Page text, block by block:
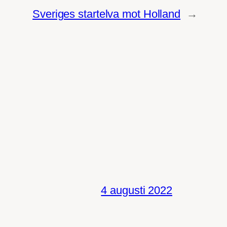
Sveriges startelva mot Holland →
4 augusti 2022